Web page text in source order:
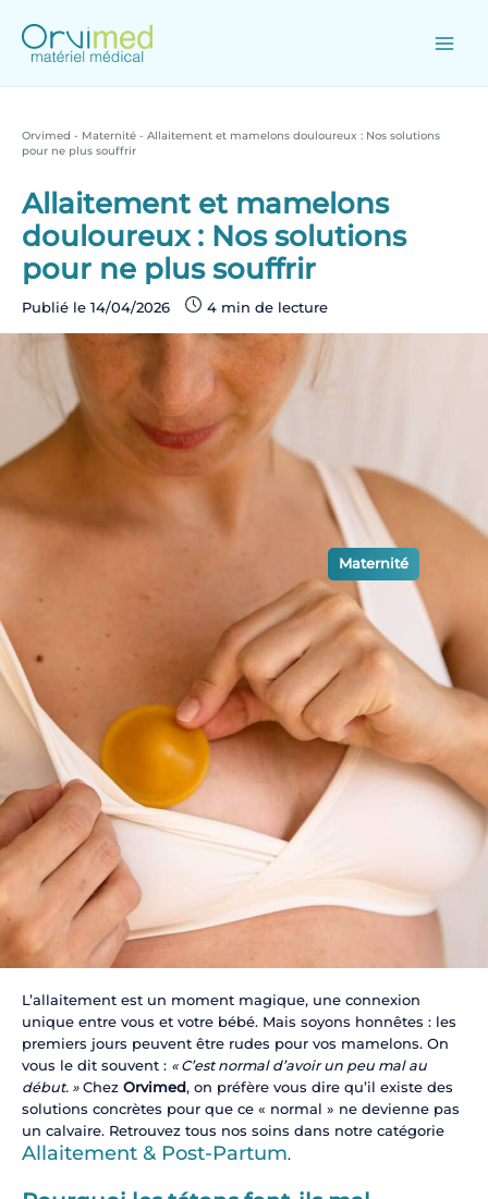
content
Orvimed - Maternité- Allaitement et mamelons douloureux : Nos solutions
pour ne plus souffrir
Allaitement et mamelons
douloureux : Nos solutions
pour ne plus souffrir
Publié le 14/04/2026
Maternité
L’allaitement est un moment magique, une connexion
unique entre vous et votre bébé. Mais soyons honnêtes : les
premiers jours peuvent être rudes pour vos mamelons. On
vous le dit souvent : « C’est normal d’avoir un peu mal au
début. »Chez Orvimed, on préfère vous dire qu’il existe des
solutions concrètes pour que ce « normal » ne devienne pas
un calvaire. Retrouvez tous nos soins dans notre catégorie
Allaitement & Post-Partum.